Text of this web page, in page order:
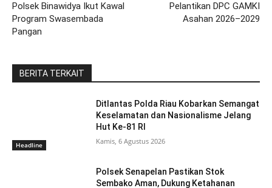
Polsek Binawidya Ikut Kawal
Program Swasembada
Pangan
Pelantikan DPC GAMKI
Asahan 2026–2029
BERITA TERKAIT
Headline
Ditlantas Polda Riau Kobarkan Semangat
Keselamatan dan Nasionalisme Jelang
Hut Ke-81 RI
Kamis, 6 Agustus 2026
Polsek Senapelan Pastikan Stok
Sembako Aman, Dukung Ketahanan